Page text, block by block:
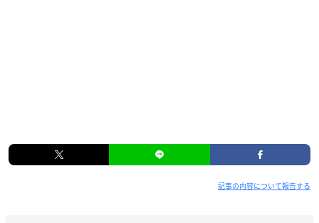
記事の内容について報告する